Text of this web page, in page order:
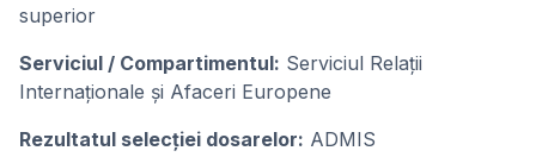
superior
Serviciul / Compartimentul: Serviciul Relații
Internaționale și Afaceri Europene
Rezultatul selecţiei dosarelor: ADMIS